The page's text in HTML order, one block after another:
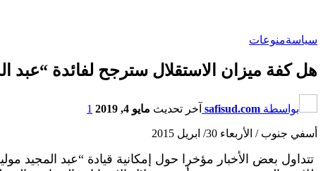
سياسةمنوعات
هل كفة ميزان الاستقلال سترجح لفائدة
بواسطة safisud.com آخر تحديث مايو 4, 2019 1
أسفي جنوب / الأربعاء 30/ ابريل 2015
تتداول بعض الأخبار مؤخرا حول إمكانية قيادة “عبد